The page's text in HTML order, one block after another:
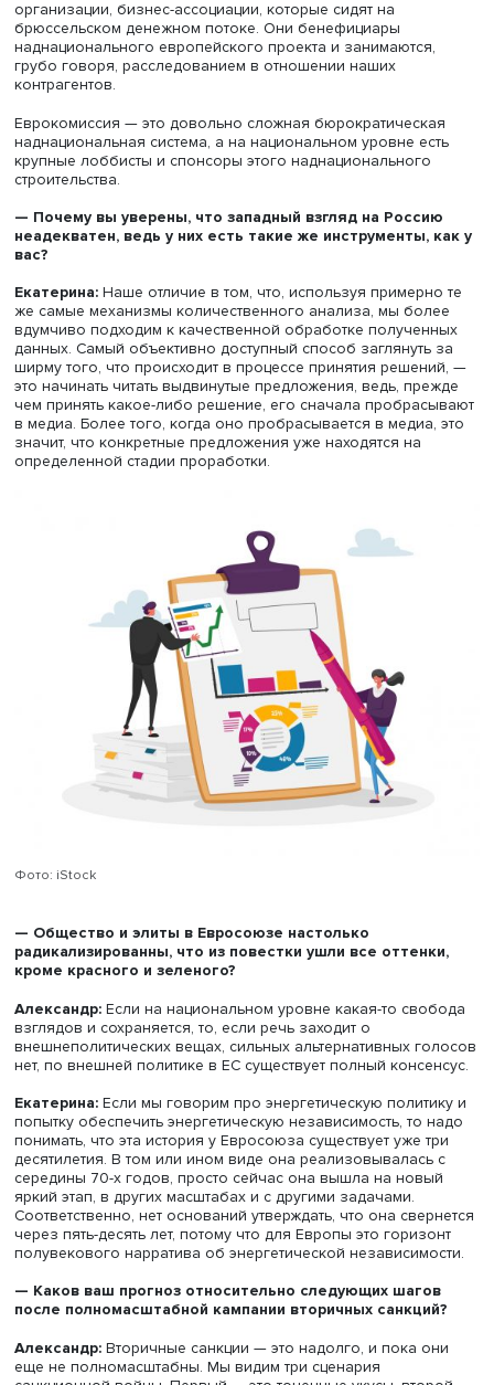
существенно усилены наднациональные полномочия
Европарламента и Еврокомиссии. На фоне разрыва
логистических, экономических и производственных
из-за ковида Европейская комиссия обросла
полномочиями в распределении финансовых средств,
направленных на развитие и модернизацию
экономик, что позволило ей в конечном итоге выйти в
общении со странами-членами на тот уровень, который
этого был позволителен только в общении со
— Когда закончится эффект вторичных санкций,
«Остазию»?
Александр:Это та тема, которой наш проект
этом году. Этот мир и так разделяется. Конечно,
санкции этому способствуют. Будет ли полное
Скорее всего, нет.
Вторичные санкции, особенно со стороны ЕС, возникли
потому, что первичные не работают должным образом.
это не привело к каким-то серьезным негативным
последствиям для российской экономики, начался
этап — перекрытие альтернативных торгово-
каналов для нашей экономики, санкции против стран-
посредников. Мы сейчас составляем прогноз, как они
санкции будут вводить.
У нас уже есть понимание, кто является
аналитическим аппаратом для Еврокомиссии и G7, мы
основную аналитическую обслуживающую сетку. Наш
направлен на аналитические центры, некоммерческие
организации, бизнес-ассоциации, которые сидят на
брюссельском денежном потоке. Они бенефициары
наднационального европейского проекта и
крупные лоббисты и спонсоры этого
строительства.
— Почему вы уверены, что западный взгляд на
неадекватен, ведь у них есть такие же
вас?
же самые механизмы количественного анализа, мы
вдумчиво подходим к качественной обработке
данных. Самый объективно доступный способ
ширму того, что происходит в процессе принятия
это начинать читать выдвинутые предложения, ведь,
чем принять какое-либо решение, его сначала
в медиа. Более того, когда оно пробрасывается в
значит, что конкретные предложения уже находятся на
определенной стадии проработки.